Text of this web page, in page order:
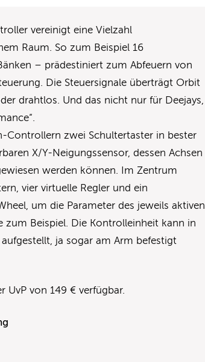
vereinigt eine Vielzahl
Raum. So zum Beispiel 16
– prädestiniert zum Abfeuern von
Die Steuersignale überträgt Orbit
drahtlos. Und das nicht nur für Deejays,
Controllern zwei Schultertaster in bester
X/Y-Neigungssensor, dessen Achsen
werden können. Im Zentrum
vier virtuelle Regler und ein
um die Parameter des jeweils aktiven
zum Beispiel. Die Kontrolleinheit kann in
ja sogar am Arm befestigt
von 149 € verfügbar.